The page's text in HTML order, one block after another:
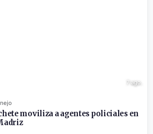
7 ago.
moviliza a agentes policiales en